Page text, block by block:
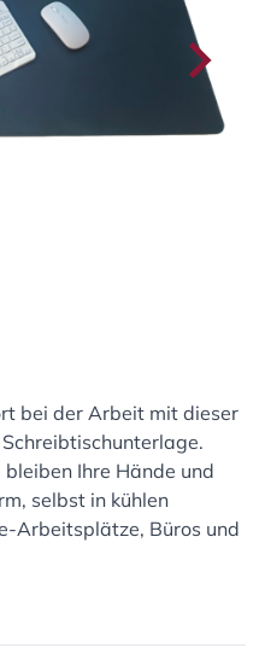
bei der Arbeit mit dieser
Ihre Hände und
selbst in kühlen
Arbeitsplätze, Büros und